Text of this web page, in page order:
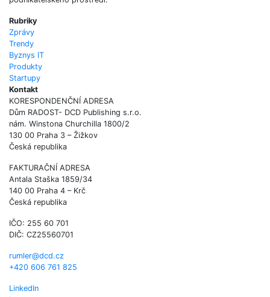
Rubriky
Zprávy
Trendy
Byznys IT
Produkty
Startupy
Kontakt
KORESPONDENČNÍ ADRESA
Dům RADOST- DCD Publishing s.r.o.
nám. Winstona Churchilla 1800/2
130 00 Praha 3 – Žižkov
Česká republika
FAKTURAČNÍ ADRESA
Antala Staška 1859/34
140 00 Praha 4 – Krč
Česká republika
IČO: 255 60 701
DIČ: CZ25560701
rumler@dcd.cz
+420 606 761 825
LinkedIn